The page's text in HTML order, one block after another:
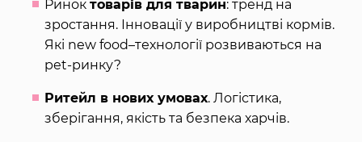
Ринок товарів для тварин: тренд на
зростання. Інновації у виробництві кормів.
Які new food–технології розвиваються на
pet-ринку?
Ритейл в нових умовах. Логістика,
зберігання, якість та безпека харчів.